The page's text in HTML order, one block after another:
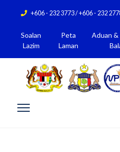
+606 - 232 3773 / +606 - 232
Soalan
Lazim
Peta
Laman
Aduan &